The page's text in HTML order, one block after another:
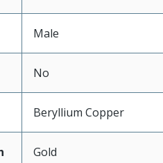
Male
No
Beryllium Copper
Gold